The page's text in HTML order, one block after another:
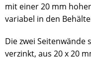
mit einer 20 mm
variabel in den
Die zwei Seitenwände
verzinkt, aus 20 x 20